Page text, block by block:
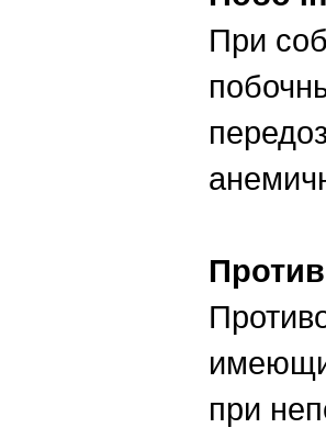
При
при